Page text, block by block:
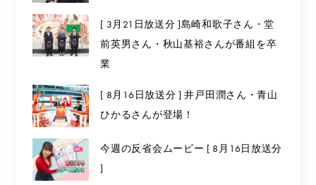
[ 3月21日放送分 ]島崎和歌子さん・堂
前英男さん・秋山基裕さんが番組を卒
業
[ 8月16日放送分 ] 井戸田潤さん・青山
ひかるさんが登場！
今週の反省会ムービー [ 8月16日放送分
]